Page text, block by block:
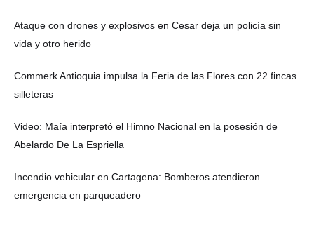
Ataque con drones y explosivos en Cesar deja un policía sin
vida y otro herido
Commerk Antioquia impulsa la Feria de las Flores con 22 fincas
silleteras
Video: Maía interpretó el Himno Nacional en la posesión de
Abelardo De La Espriella
Incendio vehicular en Cartagena: Bomberos atendieron
emergencia en parqueadero